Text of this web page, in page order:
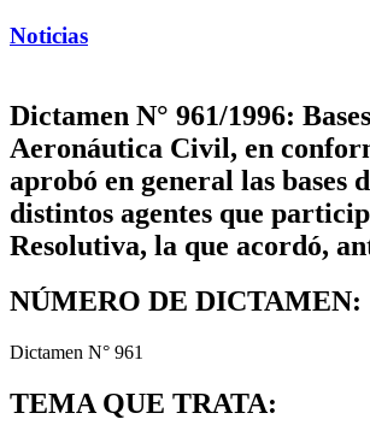
Noticias
Dictamen N° 961/1996:
Aeronáutica Civil, en
aprobó en general las bases
distintos agentes que
Resolutiva, la que acordó,
NÚMERO DE DICTAMEN:
Dictamen N° 961
TEMA QUE TRATA: